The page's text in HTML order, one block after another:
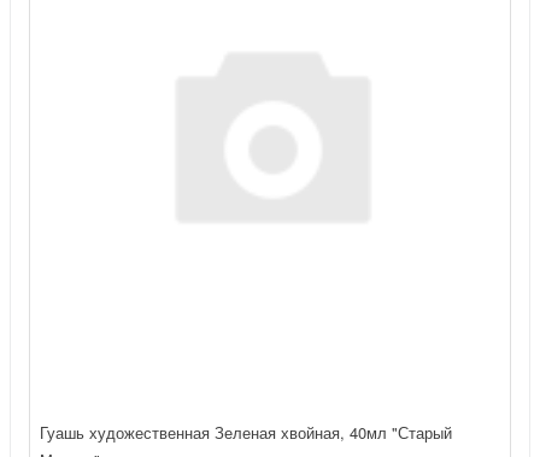
Гуашь художественная Зеленая хвойная, 40мл "Старый